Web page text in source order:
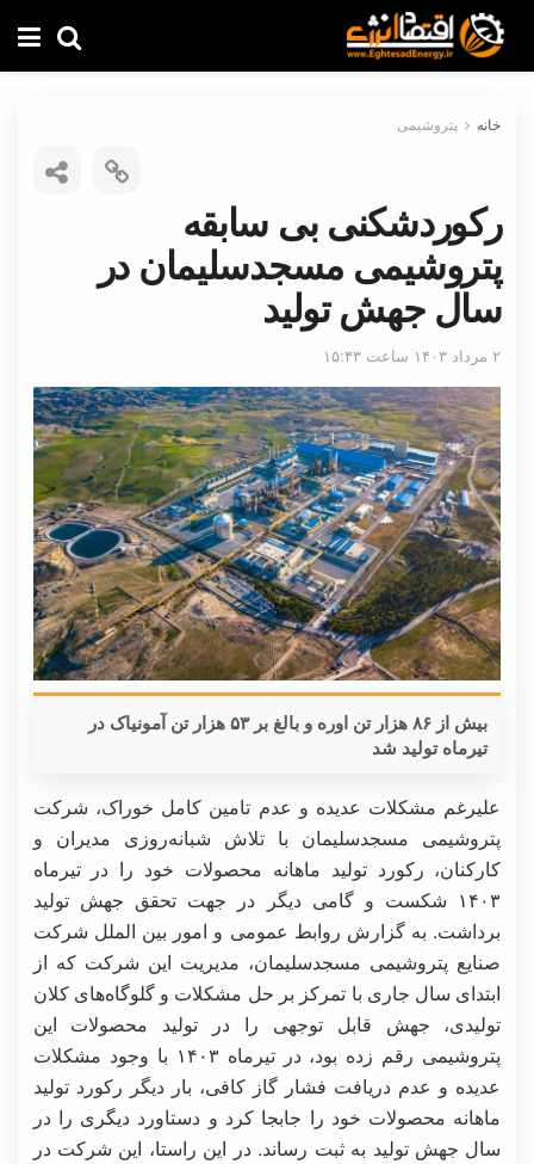
خانه پتروشیمی
رکوردشکنی بی سابقه
پتروشیمی مسجدسلیمان در
سال جهش تولید
۲ مرداد ۱۴۰۳ ساعت ۱۵:۴۳
بیش از ۸۶ هزار تن اوره و بالغ بر ۵۳ هزار تن آمونیاک در
تیرماه تولید شد
علیرغم مشکلات عدیده و عدم تامین کامل خوراک، شرکت
پتروشیمی مسجدسلیمان با تلاش شبانه‌روزی مدیران و
کارکنان، رکورد تولید ماهانه محصولات خود را در تیرماه
۱۴۰۳ شکست و گامی دیگر در جهت تحقق جهش تولید
برداشت. به گزارش روابط عمومی و امور بین الملل شرکت
صنایع پتروشیمی مسجدسلیمان، مدیریت این شرکت که از
ابتدای سال جاری با تمرکز بر حل مشکلات و گلوگاه‌های کلان
تولیدی، جهش قابل توجهی را در تولید محصولات این
پتروشیمی رقم زده بود، در تیرماه ۱۴۰۳ با وجود مشکلات
عدیده و عدم دریافت فشار گاز کافی، بار دیگر رکورد تولید
ماهانه محصولات خود را جابجا کرد و دستاورد دیگری را در
سال جهش تولید به ثبت رساند. در این راستا، این شرکت در